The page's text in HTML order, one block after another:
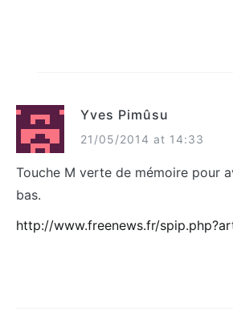
Yves Pimûsu
21/05/2014 at 14:33
Touche M verte de mémoire pour
bas.
http://www.freenews.fr/